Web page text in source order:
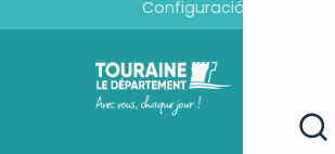
Configuración de cookies